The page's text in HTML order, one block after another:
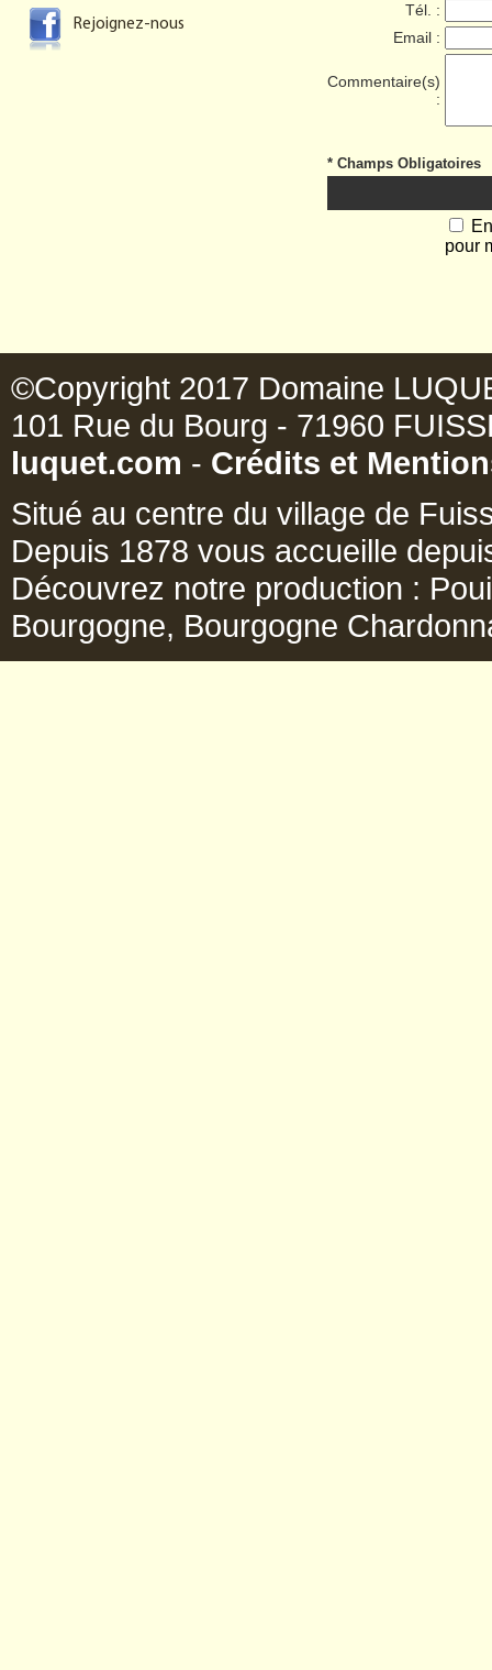
Rejoignez-nous
Tél. :
Email :
Commentaire(s)
:
* Champs Obligatoires
pour
©Copyright 2017 Domaine
101 Rue du Bourg - 71960
luquet.com - Crédits et
Situé au centre du village de
Depuis 1878 vous accueille
Découvrez notre production :
Bourgogne, Bourgogne